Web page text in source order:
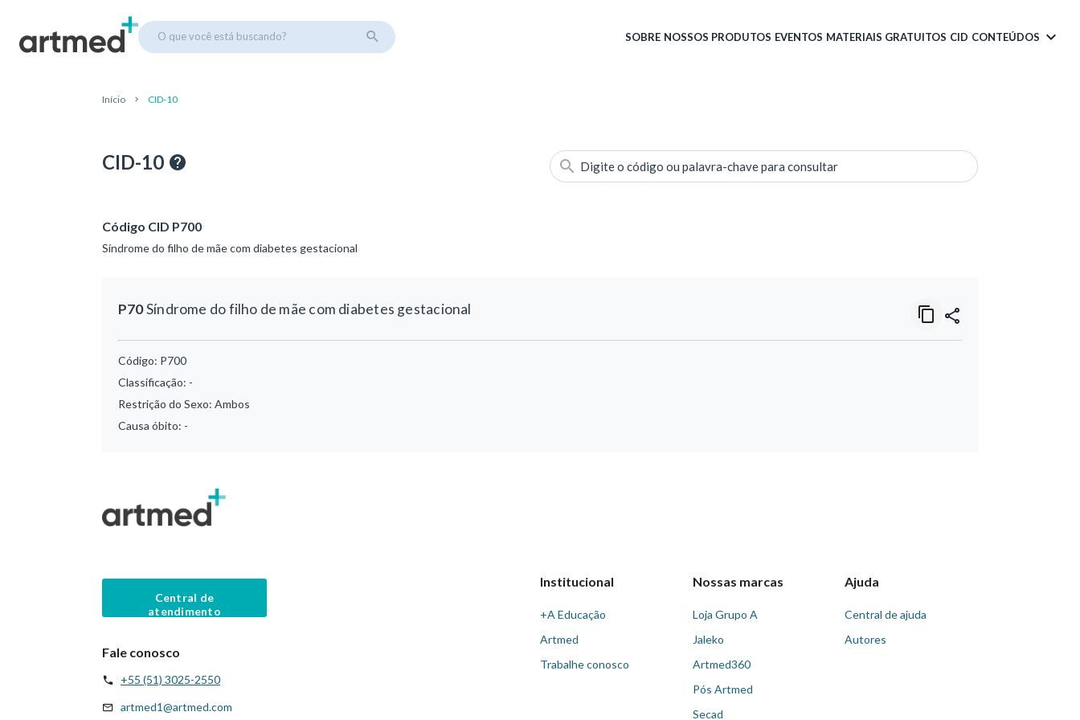
O que você está buscando? SOBRE NOSSOS PRODUTOS EVENTOS MATERIAIS GRATUITOS CID CONTEÚDOS
Início CID-10
CID-10 Digite o código ou palavra-chave para consultar
Código CID P700
Síndrome do filho de mãe com diabetes gestacional
P70Síndrome do filho de mãe com diabetes gestacional
Código: P700
Classificação: -
Restrição do Sexo: Ambos
Causa óbito: -
Central de
atendimento
Fale conosco
+55 (51) 3025-2550
artmed1@artmed.com
Institucional
+A Educação
Artmed
Trabalhe conosco
Nossas marcas
Loja Grupo A
Jaleko
Artmed360
Pós Artmed
Secad
Ajuda
Central de ajuda
Autores